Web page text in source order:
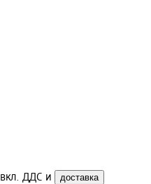
вкл. ДДС и доставка